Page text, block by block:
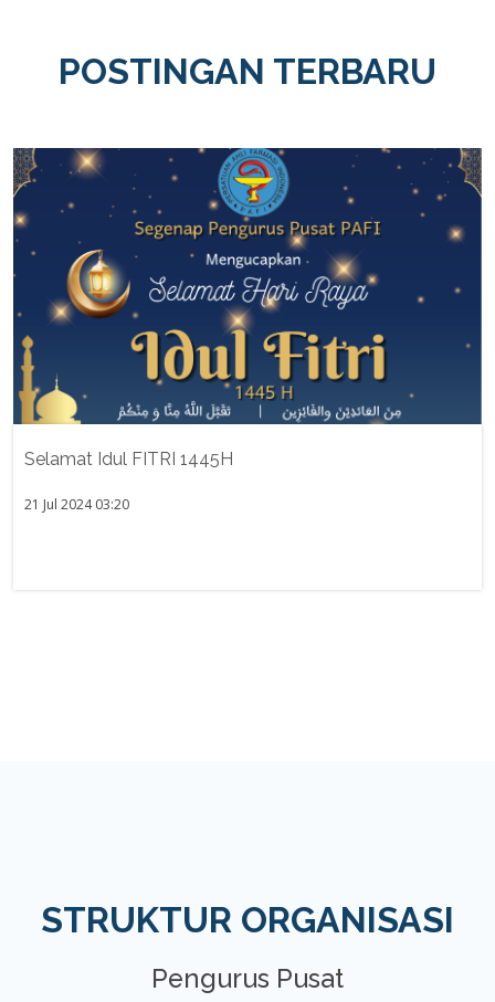
POSTINGAN TERBARU
Selamat Idul FITRI 1445H
21 Jul 2024 03:20
STRUKTUR ORGANISASI
Pengurus Pusat